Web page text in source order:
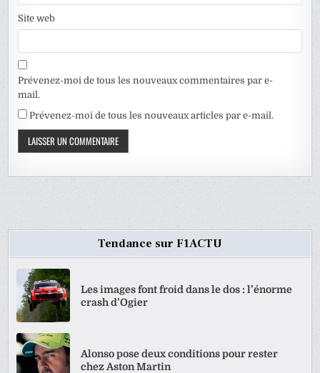
Site web
Prévenez-moi de tous les nouveaux commentaires par e-
mail.
Prévenez-moi de tous les nouveaux articles par e-mail.
Tendance sur F1ACTU
Les images font froid dans le dos : l’énorme
crash d’Ogier
Alonso pose deux conditions pour rester
chez Aston Martin